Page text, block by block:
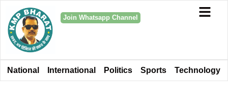
Join Whatsapp Channel
National International Politics Sports Technology